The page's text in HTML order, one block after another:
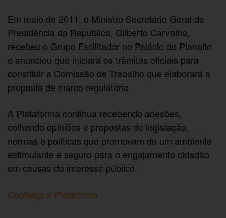
Em maio de 2011, o Ministro Secretário Geral da
Presidência da República, Gilberto Carvalho,
recebeu o Grupo Facilitador no Palácio do Planalto
e anunciou que iniciara os trâmites oficiais para
constituir a Comissão de Trabalho que elaborará a
proposta de marco regulatório.
A Plataforma continua recebendo adesões,
colhendo opiniões e propostas de legislação,
normas e políticas que promovam de um ambiente
estimulante e seguro para o engajamento cidadão
em causas de interesse público.
Conheça a Plataforma